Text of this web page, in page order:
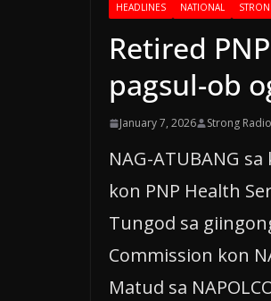
HEADLINES NATIONAL
Retired
pagsul-ob
January 7, 2026 Strong
NAG-ATUBANG
kon PNP Health
Tungod sa
Commission kon
Matud sa